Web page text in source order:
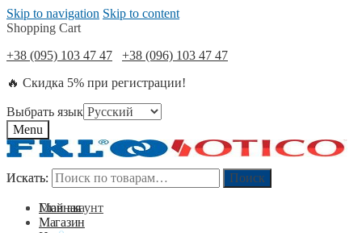
Skip to navigation Skip to content
Shopping Cart
+38 (095) 103 47 47
+38 (096) 103 47 47
🔥 Скидка 5% при регистрации!
Выбрать язык
Menu
Искать: Поиск
Мой акаунт
Искать: Поиск
Главная
Магазин